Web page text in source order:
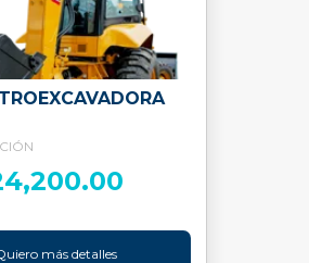
más detalles